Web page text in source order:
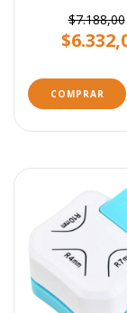
$7.188,00
COMPRAR